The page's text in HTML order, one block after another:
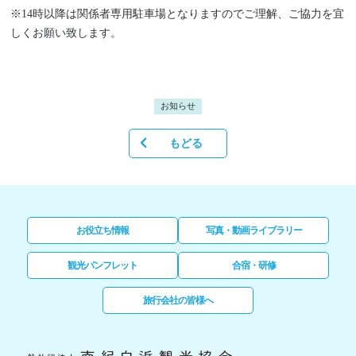
※14時以降は関係者専用駐車場となりますのでご理解、ご協力を宜
しくお願い致します。
お知らせ
もどる
お役立ち情報 写真・動画ライブラリー
観光パンフレット 合宿・研修
旅行会社の皆様へ